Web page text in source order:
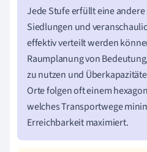
Jede Stufe erfüllt eine
Siedlungen und
effektiv verteilt werden
Raumplanung von
zu nutzen und
Orte folgen oft einem
welches Transportwege
Erreichbarkeit maximiert.